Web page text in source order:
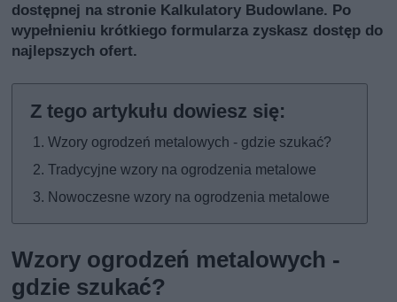
dostępnej na stronie Kalkulatory Budowlane. Po
wypełnieniu krótkiego formularza zyskasz dostęp do
najlepszych ofert.
Wzory ogrodzeń metalowych - gdzie szukać?
Tradycyjne wzory na ogrodzenia metalowe
Nowoczesne wzory na ogrodzenia metalowe
Wzory ogrodzeń metalowych -
gdzie szukać?